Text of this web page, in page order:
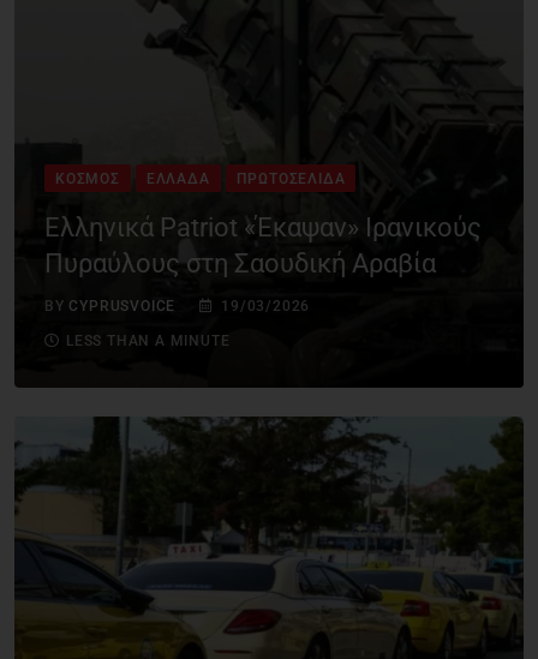
ΚΌΣΜΟΣ ΕΛΛΆΔΑ ΠΡΩΤΟΣΈΛΙΔΑ
Ελληνικά Patriot «Έκαψαν» Ιρανικούς
Πυραύλους στη Σαουδική Αραβία
BY CYPRUSVOICE 19/03/2026
LESS THAN A MINUTE